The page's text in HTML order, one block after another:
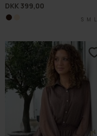
DKK 399,00
S M L
S M L